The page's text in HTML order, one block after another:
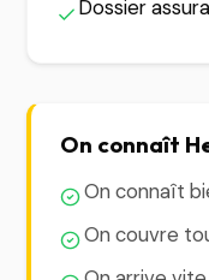
Dossier
On connaît
On connaît
On couvre